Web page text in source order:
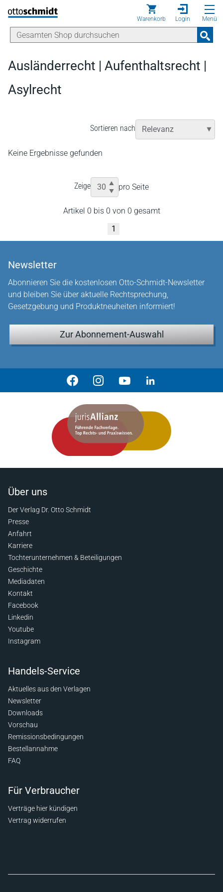
Direkt zum Inhalt
Warenkorb Login Menü
Ausländerrecht | Aufenthaltsrecht |
Asylrecht
Sortieren nach
Keine Ergebnisse gefunden
Zeige pro Seite
Artikel 0 bis 0 von 0 gesamt
1
Newsletter
Abonnieren Sie die kostenlosen Otto-Schmidt-Newsletter
und bleiben Sie über aktuelle Rechtsprechung,
Gesetzgebung und Produktneuheiten informiert!
Zur Abonnement-Auswahl
Über uns
Der Verlag Dr. Otto Schmidt
Presse
Anfahrt
Karriere
Tochterunternehmen & Beteiligungen
Geschichte
Mediadaten
Kontakt
Facebook
Linkedin
Youtube
Instagram
Handels-Service
Aktuelles aus den Verlagen
Newsletter
Downloads
Vorschau
Remissionsbedingungen
Bestellannahme
FAQ
Für Verbraucher
Verträge hier kündigen
Vertrag widerrufen